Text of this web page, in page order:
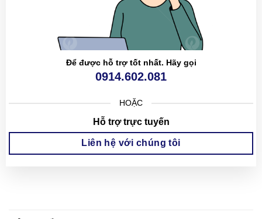
Để được hỗ trợ tốt nhất. Hãy gọi
0914.602.081
HOẶC
Hỗ trợ trực tuyến
Liên hệ với chúng tôi